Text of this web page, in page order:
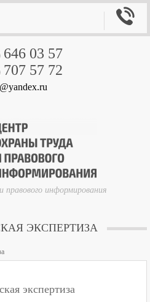
646 03 57
707 57 72
информирования

ЭКСПЕРТИЗА
экспертиза